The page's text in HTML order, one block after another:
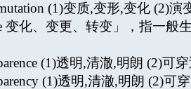
(1)变质,变形,变化 (2)
变化、变更、转变」，指一
(1)透明,清澈,明朗 (2)可
(1)透明,清澈,明朗 (2)可